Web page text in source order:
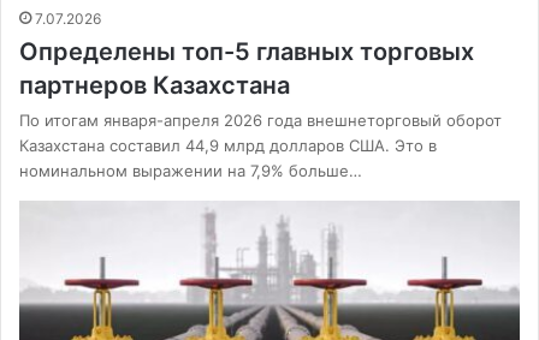
7.07.2026
Определены топ-5 главных торговых
партнеров Казахстана
По итогам января-апреля 2026 года внешнеторговый оборот
Казахстана составил 44,9 млрд долларов США. Это в
номинальном выражении на 7,9% больше…